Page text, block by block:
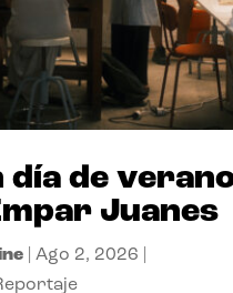
día de
Juanes
| Ago 2, 2026